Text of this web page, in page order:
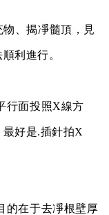
、揭凈髓頂，見
利進行。
行面投照X線方
好是.插針拍X
的在于去凈根壁厚